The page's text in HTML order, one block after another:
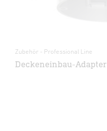
Zubehör - Professional Line
Deckeneinbau-Adapter